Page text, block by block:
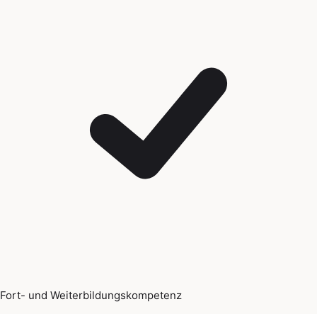
Fort- und Weiterbildungskompetenz